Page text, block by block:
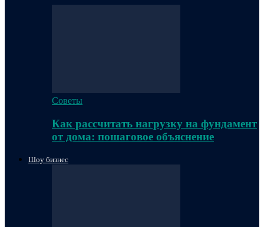
Советы
Как рассчитать нагрузку на фундамент
от дома: пошаговое объяснение
Шоу бизнес